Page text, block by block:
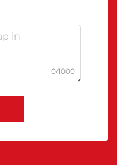
0/1000